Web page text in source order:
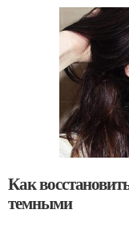
Как
темными